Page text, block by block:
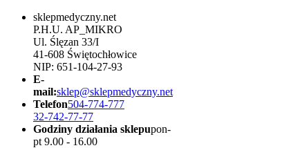
sklepmedyczny.net
P.H.U. AP_MIKRO
Ul. Ślęzan 33/I
41-608 Świętochłowice
NIP: 651-104-27-93
E-
mail:sklep@sklepmedyczny.net
Telefon504-774-777
32-742-77-77
Godziny działania sklepupon-
pt 9.00 - 16.00